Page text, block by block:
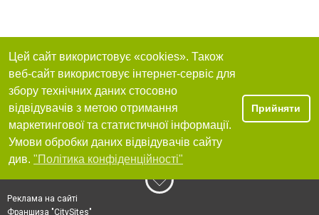
Цей сайт використовує «cookies». Також
веб-сайт використовує інтернет-сервіс для
збору технічних даних стосовно
відвідувачів з метою отримання
маркетингової та статистичної інформації.
Умови обробки даних відвідувачів сайту
див. "Політика конфіденційності"
Прийняти
Реклама на сайті
Франшиза "CitySites"